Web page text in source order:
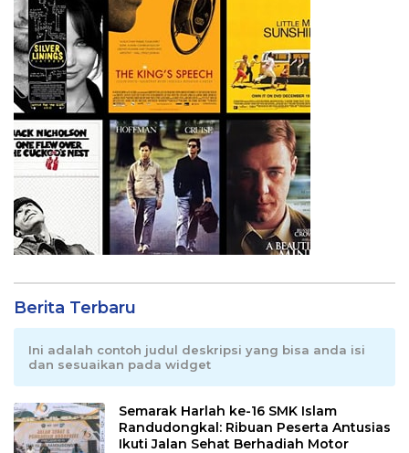
Berita Terbaru
Ini adalah contoh judul deskripsi yang bisa anda isi
dan sesuaikan pada widget
Semarak Harlah ke-16 SMK Islam
Randudongkal: Ribuan Peserta Antusias
Ikuti Jalan Sehat Berhadiah Motor